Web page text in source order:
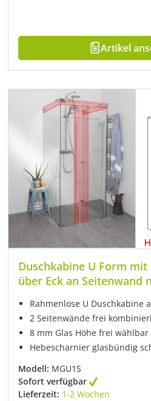
Artikel
Duschkabine U Form
Rahmenlose U Duschkabine
2 Seitenwände frei
8 mm Glas Höhe frei wählbar
Hebescharnier glasbündig
Modell: MGU1S
Sofort verfügbar
Lieferzeit: 1-2 Wochen